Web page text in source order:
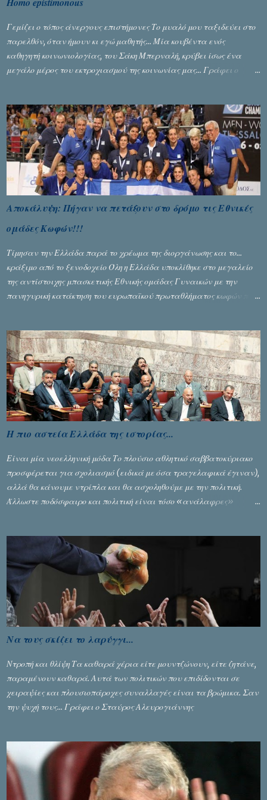
Γεμίζει ο τόπος άνεργους επιστήμονες Το μυαλό μου ταξιδεύει στο
παρελθόν, όταν ήμουν κι εγώ μαθητής... Μία κουβέντα ενός
καθηγητή κοινωνιολογίας, του Σάκη Μπερναλή, κρύβει ίσως ένα
μεγάλο μέρος του εκτροχιασμού της κοινωνίας μας... Γράφει ο
Αποκάλυψη: Πήγαν να πετάξουν στο δρόμο τις Εθνικές
ομάδες Κωφών!!!
Τίμησαν την Ελλάδα παρά το χρέωμα της διοργάνωσης και το...
κράξιμο από το ξενοδοχείο Όλη η Ελλάδα υποκλίθηκε στο μεγαλείο
της αντίστοιχης μπασκετικής Εθνικής ομάδας Γυναικών με την
πανηγυρική κατάκτηση του ευρωπαϊκού πρωταθλήματος κωφών που
Ζέρβα με την πορεία τους που ολοκληρώθηκε με τη νίκη τους στον
τελικό επί της Λιθουανίας, υπάρχουν και τα δυσάρεστα. Τα πολύ
δυσάρεστα...
Η πιο αστεία Ελλάδα της ιστορίας...
Είναι μία νεοελληνική μόδα Το πλούσιο αθλητικό σαββατοκύριακο
προσφέρεται για σχολιασμό (ειδικά με όσα τραγελαφικά έγιναν),
αλλά θα κάνουμε ντρίπλα και θα ασχοληθούμε με την πολιτική.
Άλλωστε ποδόσφαιρο και πολιτική είναι τόσο «ανάλαφρες»
Να τους σκίζει το λαρύγγι...
Ντροπή και θλίψη Τα καθαρά χέρια είτε μουντζώνουν, είτε ζητάνε,
παραμένουν καθαρά. Αυτά των πολιτικών που επιδίδονται σε
χειραψίες και πλουσιοπάροχες συναλλαγές είναι τα βρώμικα. Σαν
την ψυχή τους... Γράφει ο Σταύρος Αλευρογιάννης